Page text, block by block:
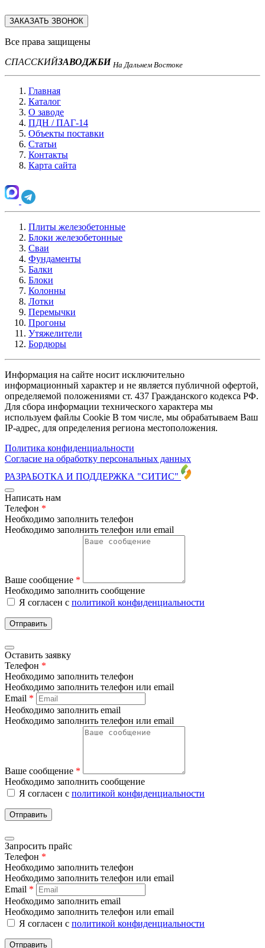
ЗАКАЗАТЬ ЗВОНОК
Все права защищены
СПАССКИЙЗАВОДЖБИ На Дальнем Востоке
Главная
Каталог
О заводе
ПДН / ПАГ-14
Объекты поставки
Статьи
Контакты
Карта сайта
Плиты железобетонные
Блоки железобетонные
Сваи
Фундаменты
Балки
Блоки
Колонны
Лотки
Перемычки
Прогоны
Утяжелители
Бордюры
Информация на сайте носит исключительно
информационный характер и не является публичной офертой,
определяемой положениями ст. 437 Гражданского кодекса РФ.
Для сбора информации технического характера мы
используем файлы Cookie В том числе, мы обрабатываем Ваш
IP-адрес, для определения региона местоположения.
Политика конфиденциальности
Согласие на обработку персональных данных
РАЗРАБОТКА И ПОДДЕРЖКА "СИТИС"
Написать нам
Телефон *
Необходимо заполнить телефон
Необходимо заполнить телефон или email
Ваше сообщение *
Необходимо заполнить сообщение
Я согласен с политикой конфиденциальности
Отправить
Оставить заявку
Телефон *
Необходимо заполнить телефон
Необходимо заполнить телефон или email
Email *
Необходимо заполнить email
Необходимо заполнить телефон или email
Ваше сообщение *
Необходимо заполнить сообщение
Я согласен с политикой конфиденциальности
Отправить
Запросить прайс
Телефон *
Необходимо заполнить телефон
Необходимо заполнить телефон или email
Email *
Необходимо заполнить email
Необходимо заполнить телефон или email
Я согласен с политикой конфиденциальности
Отправить